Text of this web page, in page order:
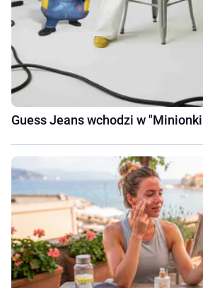
Guess Jeans wchodzi w